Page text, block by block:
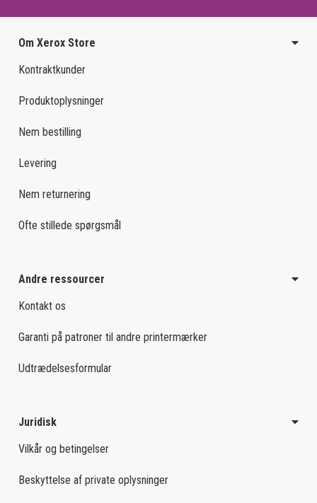
Om Xerox Store
Kontraktkunder
Produktoplysninger
Nem bestilling
Levering
Nem returnering
Ofte stillede spørgsmål
Andre ressourcer
Kontakt os
Garanti på patroner til andre printermærker
Udtrædelsesformular
Juridisk
Vilkår og betingelser
Beskyttelse af private oplysninger